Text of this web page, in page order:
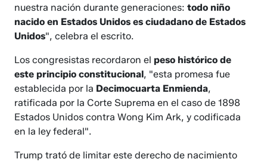
nuestra nación durante generaciones: todo niño
nacido en Estados Unidos es ciudadano de Estados
Unidos", celebra el escrito.
Los congresistas recordaron elpeso histórico de
este principio constitucional, "esta promesa fue
establecida por la Decimocuarta Enmienda,
ratificada por la Corte Suprema en el caso de 1898
Estados Unidos contra Wong Kim Ark, y codificada
en la ley federal".
Trump trató de limitar este derecho de nacimiento